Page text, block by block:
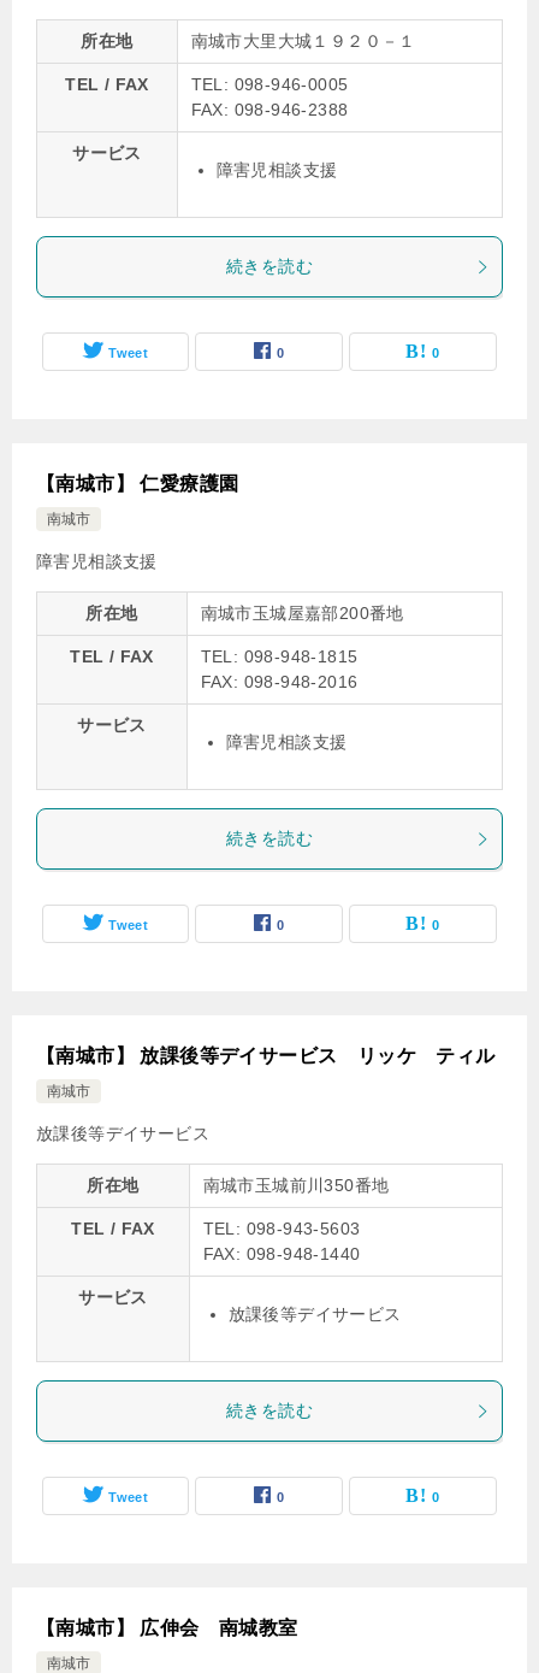
所在地 南城市大里大城１９２０－１
TEL / FAX
TEL: 098-946-0005
FAX: 098-946-2388
サービス
障害児相談支援
続きを読む
Tweet 0 0
【南城市】 仁愛療護園
南城市
障害児相談支援
所在地 南城市玉城屋嘉部200番地
TEL / FAX
TEL: 098-948-1815
FAX: 098-948-2016
サービス
障害児相談支援
続きを読む
Tweet 0 0
【南城市】 放課後等デイサービス リッケ ティル
南城市
放課後等デイサービス
所在地 南城市玉城前川350番地
TEL / FAX
TEL: 098-943-5603
FAX: 098-948-1440
サービス
放課後等デイサービス
続きを読む
Tweet 0 0
【南城市】 広伸会 南城教室
南城市